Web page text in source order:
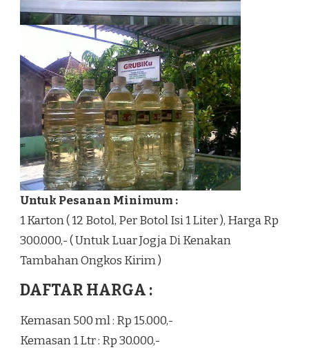
Untuk Pesanan Minimum :
1 Karton ( 12 Botol, Per Botol Isi 1 Liter ), Harga Rp
300.000,- ( Untuk Luar Jogja Di Kenakan
Tambahan Ongkos Kirim )
DAFTAR HARGA :
Kemasan 500 ml : Rp 15.000,-
Kemasan 1 Ltr : Rp 30.000,-